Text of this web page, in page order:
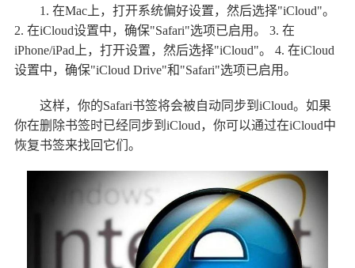
1. 在Mac上，打开系统偏好设置，然后选择"iCloud"。
2. 在iCloud设置中，确保"Safari"选项已启用。 3. 在
iPhone/iPad上，打开设置，然后选择"iCloud"。 4. 在iCloud
设置中，确保"iCloud Drive"和"Safari"选项已启用。
这样，你的Safari书签将会被自动同步到iCloud。如果
你在删除书签时已经同步到iCloud，你可以通过在iCloud中
恢复书签来找回它们。